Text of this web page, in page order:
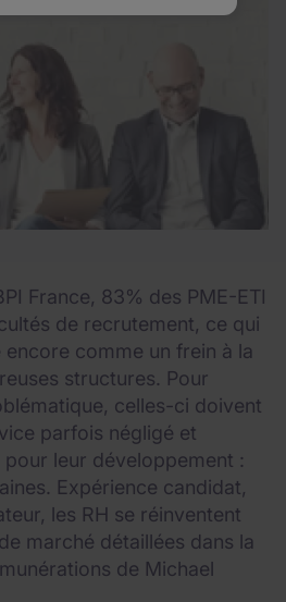
France, 83% des PME-ETI
de recrutement, ce qui
comme un frein à la
structures. Pour
celles-ci doivent
parfois négligé et
leur développement :
Expérience candidat,
les RH se réinventent
marché détaillées dans la
de Michael